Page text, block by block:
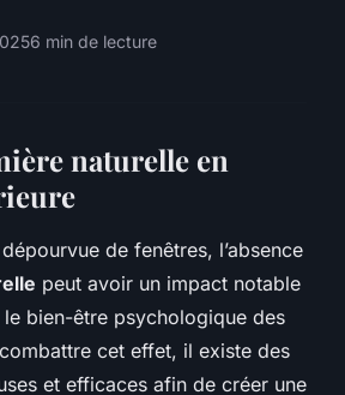
6 min de lecture
naturelle en
de fenêtres, l’absence
peut avoir un impact notable
le bien-être psychologique des
cet effet, il existe des
et efficaces afin de créer une